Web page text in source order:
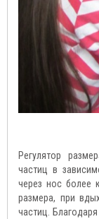
Регулятор
частиц в
через нос более
размера, при
частиц.